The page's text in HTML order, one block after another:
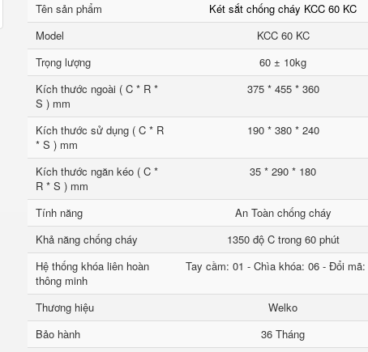
Tên sản phẩm
Két sắt chống cháy KCC 60 KC
Model
KCC 60 KC
Trọng lượng
60 ± 10kg
Kích thước ngoài ( C * R *
S ) mm
375 * 455 * 360
Kích thước sử dụng ( C * R
* S ) mm
190 * 380 * 240
Kích thước ngăn kéo ( C *
R * S ) mm
35 * 290 * 180
Tính năng
An Toàn chống cháy
Khả năng chống cháy
1350 độ C trong 60 phút
Hệ thống khóa liên hoàn
thông minh
Tay cầm: 01 - Chìa khóa: 06 - Đổi mã:
Thương hiệu
Welko
Bảo hành
36 Tháng